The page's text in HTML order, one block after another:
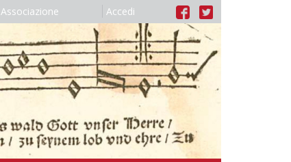
Associazione Accedi